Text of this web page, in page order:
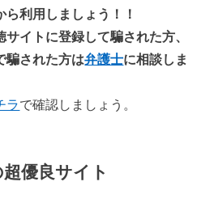
利用しましょう！！
サイトに登録して騙された方、
騙された方は弁護士に相談しま
ラで確認しましょう。
優良サイト